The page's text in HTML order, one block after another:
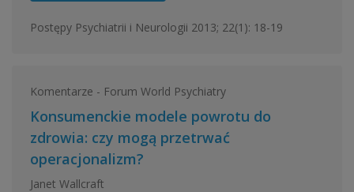
Postępy Psychiatrii i Neurologii 2013; 22(1): 18-19
Komentarze - Forum World Psychiatry
Konsumenckie modele powrotu do
zdrowia: czy mogą przetrwać
operacjonalizm?
Janet Wallcraft